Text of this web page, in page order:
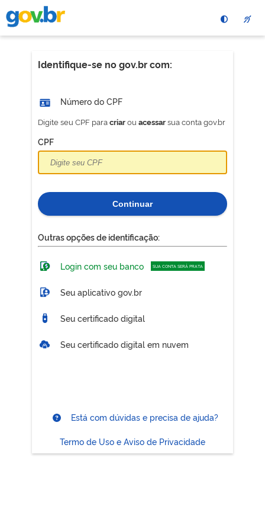
para
conteÃºdo
Identifique-se no gov.br com:
Número do CPF
Digite seu CPF paracriarou acessarsua conta gov.br
CPF
Continuar
Outras opções de identificação:
Login com seu banco SUA CONTA SERÁ PRATA
Seu aplicativo gov.br
Seu certificado digital
Seu certificado digital em nuvem
Está com dúvidas e precisa de ajuda?
Termo de Uso e Aviso de Privacidade